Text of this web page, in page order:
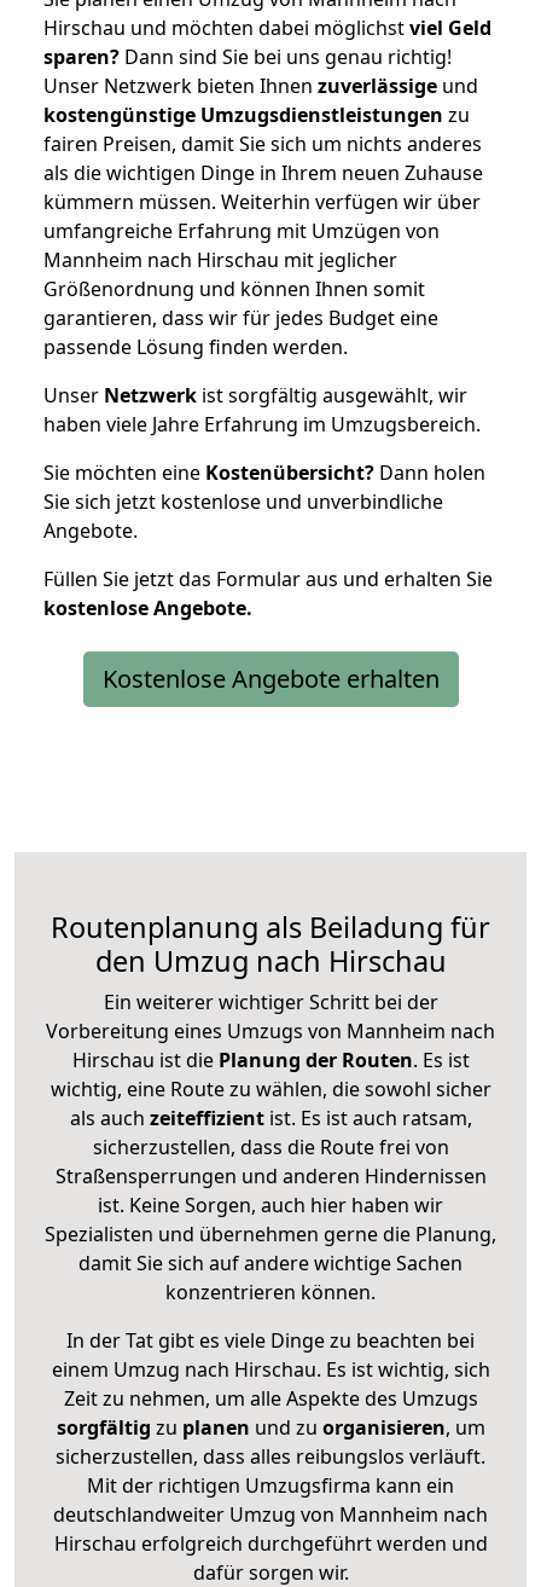
Hirschau und möchten dabei möglichstviel Geld
sparen? Dann sind Sie bei uns genau richtig!
Unser Netzwerk bieten Ihnen zuverlässige und
kostengünstige Umzugsdienstleistungen zu
fairen Preisen, damit Sie sich um nichts anderes
als die wichtigen Dinge in Ihrem neuen Zuhause
kümmern müssen. Weiterhin verfügen wir über
umfangreiche Erfahrung mit Umzügen von
Mannheim nach Hirschau mit jeglicher
Größenordnung und können Ihnen somit
garantieren, dass wir für jedes Budget eine
passende Lösung finden werden.
Unser Netzwerk ist sorgfältig ausgewählt, wir
haben viele Jahre Erfahrung im Umzugsbereich.
Sie möchten eine Kostenübersicht? Dann holen
Sie sich jetzt kostenlose und unverbindliche
Angebote.
Füllen Sie jetzt das Formular aus und erhalten Sie
kostenloseAngebote.
Kostenlose Angebote erhalten
Routenplanung als Beiladung für
den Umzug nach Hirschau
Ein weiterer wichtiger Schritt bei der
Vorbereitung eines Umzugs von Mannheim nach
Hirschau ist diePlanung der Routen. Es ist
wichtig, eine Route zu wählen, die sowohl sicher
als auch zeiteffizientist. Es ist auch ratsam,
sicherzustellen, dass die Route frei von
Straßensperrungen und anderen Hindernissen
ist. Keine Sorgen, auch hier haben wir
Spezialisten und übernehmen gerne die Planung,
damit Sie sich auf andere wichtige Sachen
konzentrieren können.
In der Tat gibt es viele Dinge zu beachten bei
einem Umzug nach Hirschau. Es ist wichtig, sich
Zeit zu nehmen, um alle Aspekte des Umzugs
sorgfältig zu planen und zu organisieren, um
sicherzustellen, dass alles reibungslos verläuft.
Mit der richtigen Umzugsfirma kann ein
deutschlandweiter Umzug von Mannheim nach
Hirschau erfolgreich durchgeführt werden und
dafür sorgen wir.